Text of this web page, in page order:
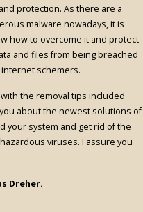
protection. As there are a
malware nowadays, it is
how to overcome it and protect
and files from being breached
schemers.
the removal tips included
about the newest solutions of
your system and get rid of the
viruses. I assure you
Dreher.